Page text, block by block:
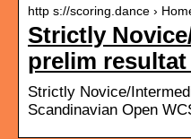
http s://scoring.dance ›
Strictly
prelim
Strictly Novice/
Scandinavian Open